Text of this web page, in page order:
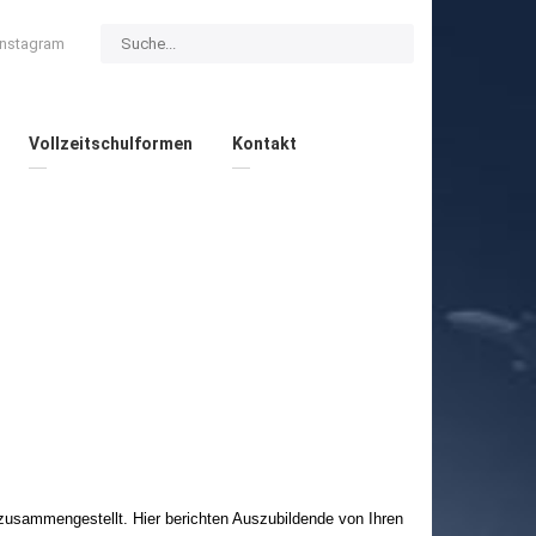
Vollzeitschulformen Kontakt
Hier berichten Auszubildende von Ihren